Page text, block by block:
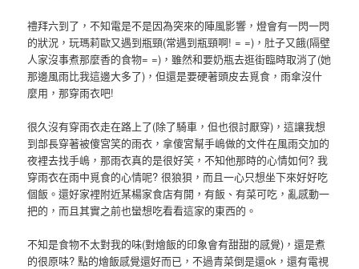
禮拜六到了，不知電是不是因為突來的陣風影響，燈會有一閃一閃
的狀況，玩瑪莉歐又遇到瓶頸(常遇到瓶頸啊! = =)，肚子又餓(隔壁
人家沒事煮那麼香的食物= =)，雖然和要奶瓶去逛街臨時取消了(她
那邊風雨比我這邊大多了)，但還是要硬著頭皮去覓食，雨傘沒什
麼用，那穿雨衣吧!
很久沒有穿雨衣走在路上了(除了騎車，但也很討厭穿)，這讓我想
到部長穿著被傻宮笑的雨衣，拿傻宮幫手嶋做的文件在風雨交加的
夜裡去找手嶋，那雨衣真的是很好笑，不知他那時的心情如何? 我
穿雨衣在雨中覓食的心情呢? 很狼狽，而且一心只想坐下來好好吃
個飯。還好家裡附近某楊家食店有開，有飯、有菜可吃，亂感動一
把的，而且其實之前也蠻想吃看看這家的東西的。
不知是食物不太對我的味(對燴飯的印象會有甜甜的感覺)，還是煮
的很原味? 點的燴飯感覺還好而已，不過青菜倒是還ok，還有電視